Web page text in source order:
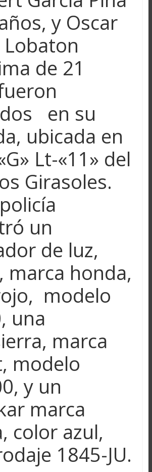
y Oscar
Lobaton
de 21
en su
ubicada en
Lt-«11» del
Girasoles.
un
de luz,
marca honda,
modelo
una
marca
modelo
y un
marca
color azul,
1845-JU.